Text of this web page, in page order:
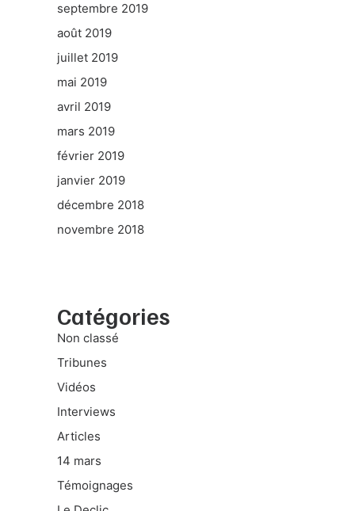
septembre 2019
août 2019
juillet 2019
mai 2019
avril 2019
mars 2019
février 2019
janvier 2019
décembre 2018
novembre 2018
Catégories
Non classé
Tribunes
Vidéos
Interviews
Articles
14 mars
Témoignages